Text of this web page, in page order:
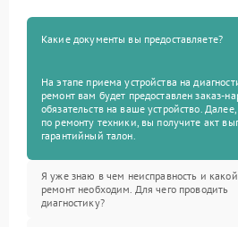
Какие документы вы предоставляете?
На этапе приема устройства на
ремонт вам будет предоставлен заказ-
обязательств на ваше устройство.
по ремонту техники, вы получите акт
гарантийный талон.
Я уже знаю в чем неисправность и какой
ремонт необходим. Для чего проводить
диагностику?